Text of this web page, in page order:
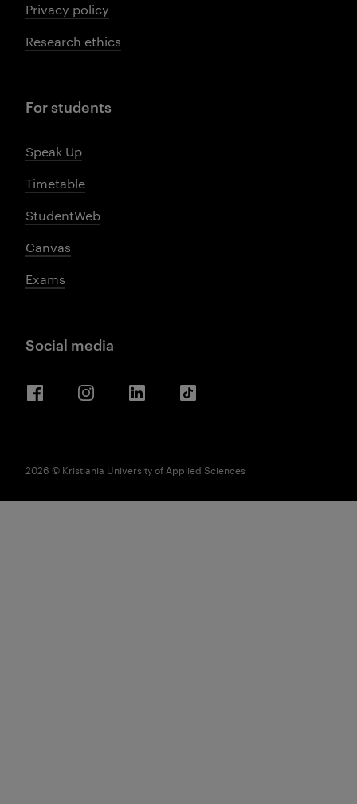
Privacy policy
Research ethics
For students
Speak Up
Timetable
StudentWeb
Canvas
Exams
Social media
2026 © Kristiania University of Applied Sciences